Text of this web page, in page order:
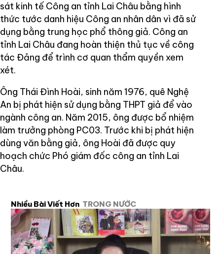
sát kinh tế Công an tỉnh Lai Châu bằng hình
thức tước danh hiệu Công an nhân dân vì đã sử
dụng bằng trung học phổ thông giả. Công an
tỉnh Lai Châu đang hoàn thiện thủ tục về công
tác Đảng để trình cơ quan thẩm quyền xem
xét.
Ông Thái Đình Hoài, sinh năm 1976, quê Nghệ
An bị phát hiện sử dụng bằng THPT giả để vào
ngành công an. Năm 2015, ông được bổ nhiệm
làm trưởng phòng PC03. Trước khi bị phát hiện
dùng văn bằng giả, ông Hoài đã được quy
hoạch chức Phó giám đốc công an tỉnh Lai
Châu.
Nhiều Bài Viết Hơn TRONG NƯỚC